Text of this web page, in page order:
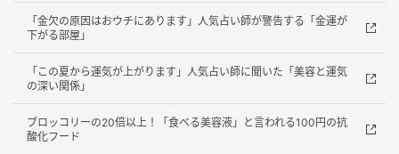
「金欠の原因はおウチにあります」人気占い師が警告する「金運が
下がる部屋」
「この夏から運気が上がります」人気占い師に聞いた「美容と運気
の深い関係」
ブロッコリーの20倍以上！「食べる美容液」と言われる100円の抗
酸化フード